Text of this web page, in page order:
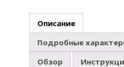
Описание
Подробные
Обзор